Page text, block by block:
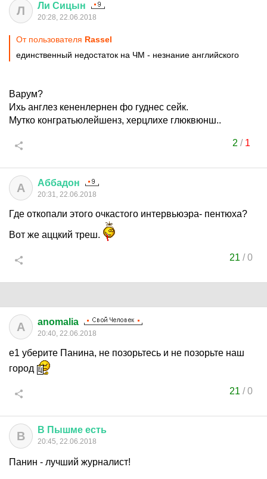
Л Ли Сицын
20:28, 22.06.2018
От пользователя Rassel
единственный недостаток на ЧМ - незнание английского
Варум?
Ихь англез кененлернен фо гуднес сейк.
Мутко конгратьюлейшенз, херцлихе глюквюнш..
2 / 1
А Аббадон
20:31, 22.06.2018
Где откопали этого очкастого интервьюэра- пентюха?
Вот же аццкий треш.
21 /0
A anomalia
20:40, 22.06.2018
е1 уберите Панина, не позорьтесь и не позорьте наш
город
21 /0
В В Пышме есть
20:45, 22.06.2018
Панин - лучший журналист!